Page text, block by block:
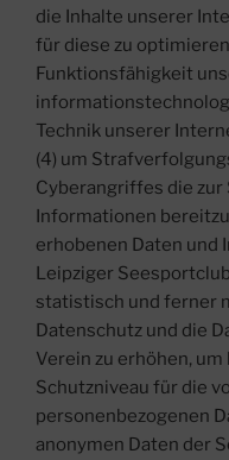
die Inhalte unserer
für diese zu
Funktionsfähigkeit
Technik unserer
(4) um
Cyberangriffes die
Informationen
erhobenen Daten und
Leipziger
statistisch und ferner
Datenschutz und die
Verein zu erhöhen,
Schutzniveau für die
personenbezogenen
anonymen Daten der